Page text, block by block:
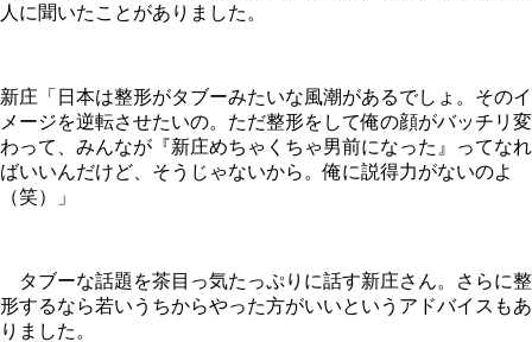
人に聞いたことがありました。
新庄「日本は整形がタブーみたいな風潮があるでしょ。そのイ
メージを逆転させたいの。ただ整形をして俺の顔がバッチリ変
わって、みんなが『新庄めちゃくちゃ男前になった』ってなれ
ばいいんだけど、そうじゃないから。俺に説得力がないのよ
（笑）」
タブーな話題を茶目っ気たっぷりに話す新庄さん。さらに整
形するなら若いうちからやった方がいいというアドバイスもあ
りました。